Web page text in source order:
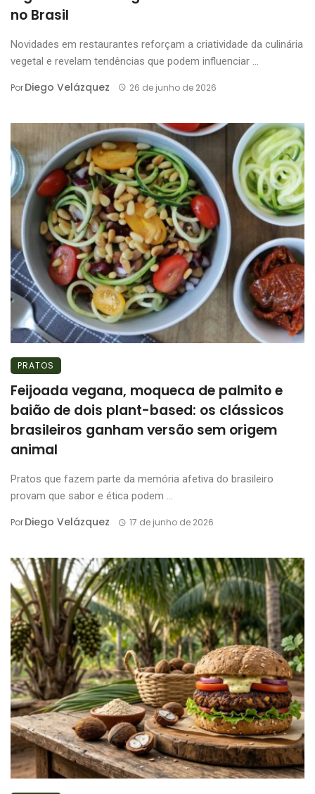
no Brasil
Novidades em restaurantes reforçam a criatividade da culinária
vegetal e revelam tendências que podem influenciar ...
PorDiego Velázquez 26 de junho de 2026
PRATOS
Feijoada vegana, moqueca de palmito e
baião de dois plant-based: os clássicos
brasileiros ganham versão sem origem
animal
Pratos que fazem parte da memória afetiva do brasileiro
provam que sabor e ética podem ...
PorDiego Velázquez 17 de junho de 2026